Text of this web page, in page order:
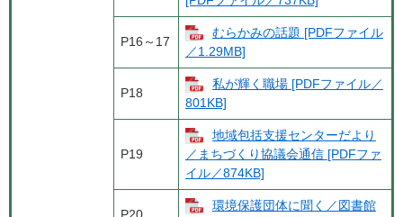
P16～17
むらかみの話題 [PDFファイル
／1.29MB]
P18
私が輝く職場 [PDFファイル／
801KB]
P19
地域包括支援センターだより
／まちづくり協議会通信 [PDFファ
イル／874KB]
環境保護団体に聞く／図書館